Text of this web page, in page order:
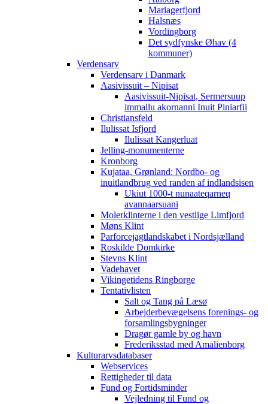
Mariagerfjord
Halsnæs
Vordingborg
Det sydfynske Øhav (4
kommuner)
Verdensarv
Verdensarv i Danmark
Aasivissuit – Nipisat
Aasivissuit-Nipisat, Sermersuup
immallu akornanni Inuit Piniarfii
Christiansfeld
Ilulissat Isfjord
Ilulissat Kangerluat
Jelling-monumenterne
Kronborg
Kujataa, Grønland: Nordbo- og
inuitlandbrug ved randen af indlandsisen
Ukiut 1000-t nunaateqarneq
avannaarsuani
Molerklinterne i den vestlige Limfjord
Møns Klint
Parforcejagtlandskabet i Nordsjælland
Roskilde Domkirke
Stevns Klint
Vadehavet
Vikingetidens Ringborge
Tentativlisten
Salt og Tang på Læsø
Arbejderbevægelsens forenings- og
forsamlingsbygninger
Dragør gamle by og havn
Frederiksstad med Amalienborg
Kulturarvsdatabaser
Webservices
Rettigheder til data
Fund og Fortidsminder
Vejledning til Fund og